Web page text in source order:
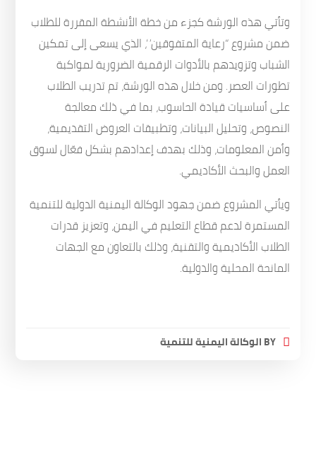
وتأتي هذه الورشة كجزء من خطة الأنشطة المقررة للطلاب
ضمن مشروع “رعاية المتفوقين”، الذي يسعى إلى تمكين
الشباب وتزويدهم بالأدوات الرقمية الضرورية لمواكبة
تطورات العصر. ومن خلال هذه الورشة، تم تدريب الطلاب
على أساسيات قيادة الحاسوب، بما في ذلك معالجة
النصوص، وتحليل البيانات، وتطبيقات العروض التقديمية،
وأمن المعلومات، وذلك بهدف إعدادهم بشكل فعّال لسوق
العمل والبحث الأكاديمي.
ويأتي المشروع ضمن جهود الوكالة اليمنية الدولية للتنمية
المستمرة لدعم قطاع التعليم في اليمن، وتعزيز قدرات
الطلاب الأكاديمية والتقنية، وذلك بالتعاون مع الجهات
المانحة المحلية والدولية.
BYالوكالة اليمنية للتنمية